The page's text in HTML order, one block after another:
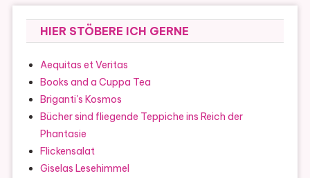
HIER STÖBERE ICH GERNE
Aequitas et Veritas
Books and a Cuppa Tea
Briganti's Kosmos
Bücher sind fliegende Teppiche ins Reich der
Phantasie
Flickensalat
Giselas Lesehimmel